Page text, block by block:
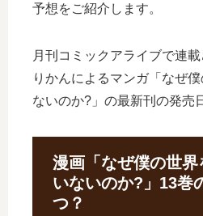
予想をご紹介します。
月刊コミックアライブで連
りかんによるマンガ「なぜ
ないのか?」の最新刊の発売
漫画「なぜ僕の世界
いないのか?」13巻
つ？